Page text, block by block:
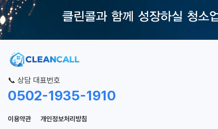
📞 상담 대표번호
0502-1935-1910
이용약관
개인정보처리방침